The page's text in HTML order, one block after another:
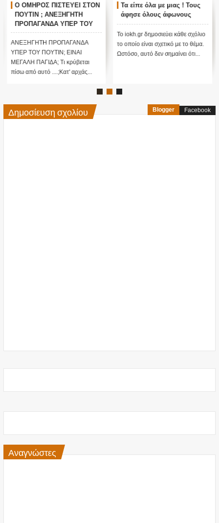
Ο ΟΜΗΡΟΣ ΠΙΣΤΕΥΕΙ ΣΤΟΝ
ΠΟΥΤΙΝ ; ΑΝΕΞΗΓΗΤΗ
ΠΡΟΠΑΓΑΝΔΑ ΥΠΕΡ ΤΟΥ
ΠΟΥΤΙΝ;
ΑΝΕΞΗΓΗΤΗ ΠΡΟΠΑΓΑΝΔΑ
ΥΠΕΡ ΤΟΥ ΠΟΥΤΙΝ; ΕΙΝΑΙ
ΜΕΓΑΛΗ ΠΑΓΙΔΑ; Τι κρύβεται
πίσω από αυτό ....;Κατ' αρχάς...
Τα είπε όλα με μιας ! Τους
άφησε όλους άφωνους
Το iokh.gr δημοσιεύει κάθε σχόλιο
το οποίο είναι σχετικό με το θέμα.
Ωστόσο, αυτό δεν σημαίνει ότι...
Δημοσίευση σχολίου Blogger Facebook
Αναγνώστες